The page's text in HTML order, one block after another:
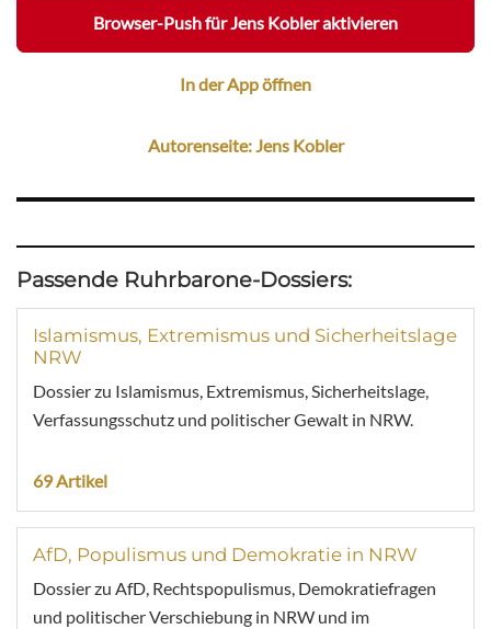
Browser-Push für Jens Kobler aktivieren
In der App öffnen
Autorenseite: Jens Kobler
Passende Ruhrbarone-Dossiers:
Islamismus, Extremismus und Sicherheitslage
NRW
Dossier zu Islamismus, Extremismus, Sicherheitslage,
Verfassungsschutz und politischer Gewalt in NRW.
69 Artikel
AfD, Populismus und Demokratie in NRW
Dossier zu AfD, Rechtspopulismus, Demokratiefragen
und politischer Verschiebung in NRW und im